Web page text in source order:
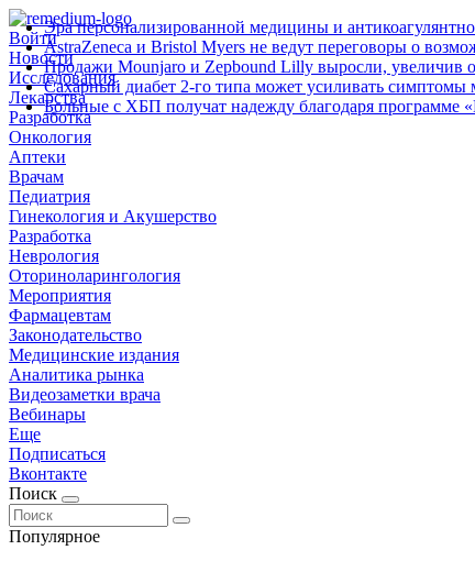
Войти
Новости
Исследования
Лекарства
Разработка
Онкология
Аптеки
Врачам
Педиатрия
Гинекология и Акушерство
Разработка
Неврология
Оториноларингология
Мероприятия
Фармацевтам
Законодательство
Медицинские издания
Аналитика рынка
Видеозаметки врача
Вебинары
Еще
Подписаться
Вконтакте
Поиск
Популярное
Эра персонализированной медицины и
AstraZeneca и Bristol Myers не ведут переговоры о
Продажи Mounjaro и Zepbound Lilly выросли, увеличив
Сахарный диабет 2‑го типа может усиливать симптомы
Больные с ХБП получат надежду благодаря программе